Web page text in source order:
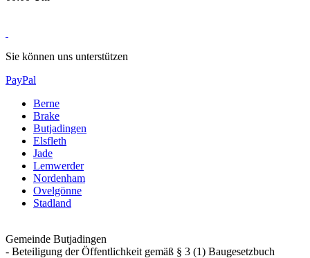
Sie können uns unterstützen
PayPal
Berne
Brake
Butjadingen
Elsfleth
Jade
Lemwerder
Nordenham
Ovelgönne
Stadland
Gemeinde Butjadingen
- Beteiligung der Öffentlichkeit gemäß § 3 (1) Baugesetzbuch